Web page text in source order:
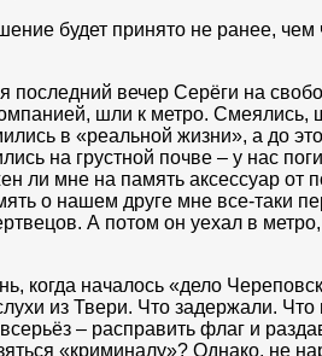
будет принято не ранее,
последний вечер Серёги на
шли к метро. Смеялись,
в «реальной жизни», а до
на грустной почве – у нас
ли мне на память аксессуар от
о нашем друге мне все-таки
А потом он уехал в
когда началось «дело
из Твери. Что задержали.
– расправить флаг и
«криминалу»? Однако, не